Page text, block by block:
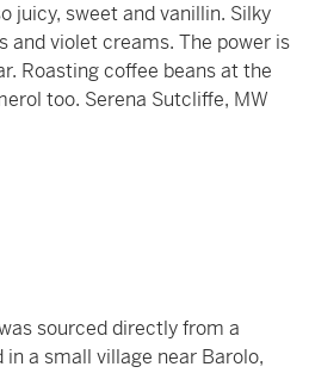
juicy, sweet and vanillin. Silky
and violet creams. The power is
Roasting coffee beans at the
too. Serena Sutcliffe, MW
sourced directly from a
a small village near Barolo,